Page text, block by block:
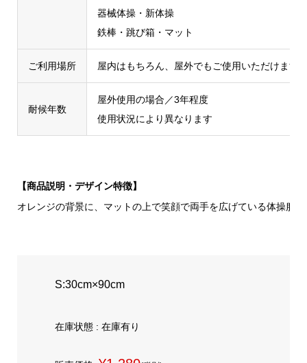
器械体操・新体操
鉄棒・跳び箱・マット
ご利用場所 屋内はもちろん、屋外でもご使用いただけます
耐候年数
屋外使用の場合／3年程度
使用状況により異なります
【商品説明・デザイン特徴】
オレンジの背景に、マットの上で笑顔で両手を広げている体操服
S:30cm×90cm
在庫状態 : 在庫有り